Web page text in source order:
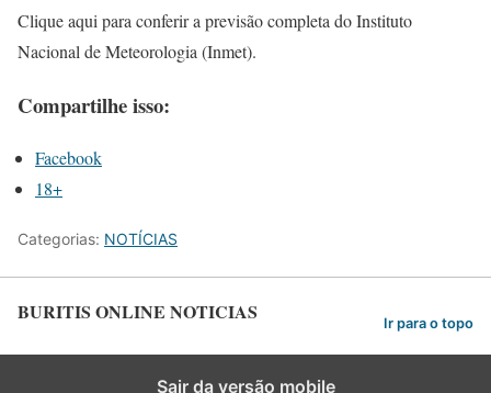
Clique aqui para conferir a previsão completa do Instituto
Nacional de Meteorologia (Inmet).
Compartilhe isso:
Facebook
18+
Categorias: NOTÍCIAS
BURITIS ONLINE NOTICIAS Ir para o topo
Sair da versão mobile